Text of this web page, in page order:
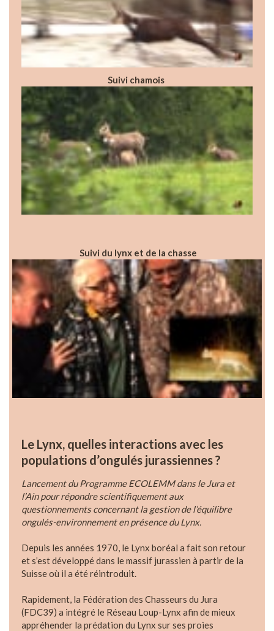
Suivi chamois
Suivi du lynx et de la chasse
Le Lynx, quelles interactions avec les
populations d’ongulés jurassiennes ?
Lancement du Programme ECOLEMM dans le Jura et
l’Ain pour répondre scientifiquement aux
questionnements concernant la gestion de l’équilibre
ongulés-environnement en présence du Lynx.
Depuis les années 1970, le Lynx boréal a fait son retour
et s’est développé dans le massif jurassien à partir de la
Suisse où il a été réintroduit.
Rapidement, la Fédération des Chasseurs du Jura
(FDC39) a intégré le Réseau Loup-Lynx afin de mieux
appréhender la prédation du Lynx sur ses proies